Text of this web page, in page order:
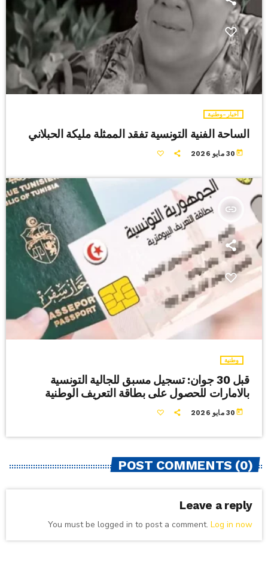
أخبار-وطنية
الساحة الفنية التونسية تفقد الممثلة مليكة الحبلاني
today 30 مايو 2026
insert_link
وطنية
قبل 30 جوان: تسجيل مسبق للجالية التونسية
بالامارات للحصول على بطاقة التعريف الوطنية
today 30 مايو 2026
POST COMMENTS (0)
Leave a reply
You must be logged in to post a comment. Log in now